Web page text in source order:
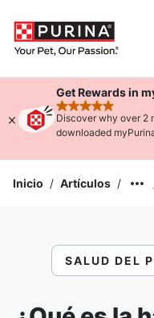
Get Rewards in
rated 4.9 stars
Discover why over 2
downloaded
Inicio / Artículos /
SALUD DEL